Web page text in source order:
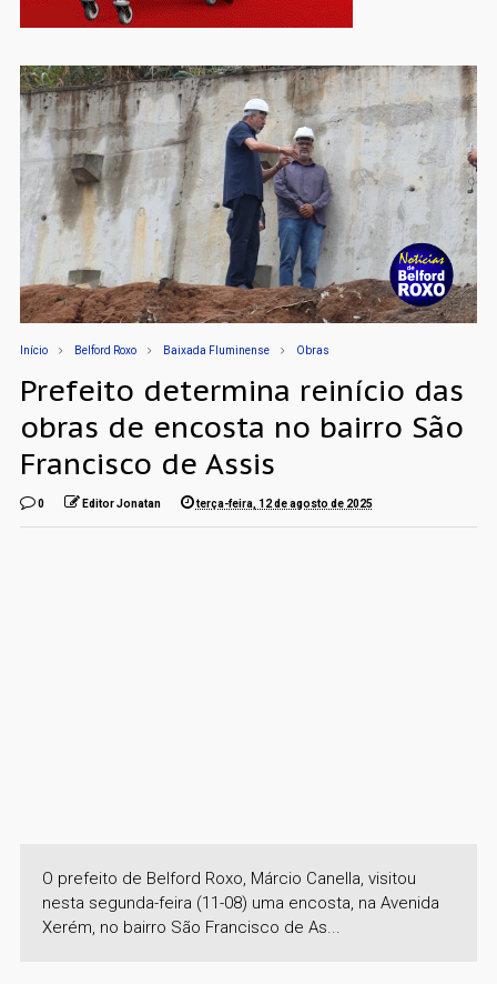
Início Belford Roxo Baixada Fluminense Obras
Prefeito determina reinício das
obras de encosta no bairro São
Francisco de Assis
0 Editor Jonatan terça-feira, 12 de agosto de 2025
O prefeito de Belford Roxo, Márcio Canella, visitou
nesta segunda-feira (11-08) uma encosta, na Avenida
Xerém, no bairro São Francisco de As...